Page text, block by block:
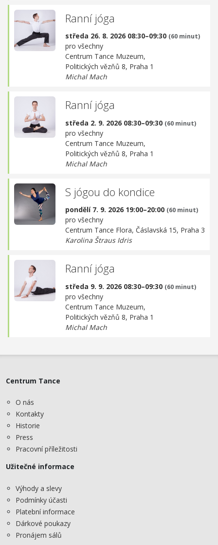
Ranní jóga
středa 26. 8. 2026 08:30–09:30 (60 minut)
pro všechny
Centrum Tance Muzeum,
Politických vězňů 8, Praha 1
Michal Mach
Ranní jóga
středa 2. 9. 2026 08:30–09:30 (60 minut)
pro všechny
Centrum Tance Muzeum,
Politických vězňů 8, Praha 1
Michal Mach
S jógou do kondice
pondělí 7. 9. 2026 19:00–20:00 (60 minut)
pro všechny
Centrum Tance Flora, Čáslavská 15, Praha 3
Karolina Štraus Idris
Ranní jóga
středa 9. 9. 2026 08:30–09:30 (60 minut)
pro všechny
Centrum Tance Muzeum,
Politických vězňů 8, Praha 1
Michal Mach
Centrum Tance
O nás
Kontakty
Historie
Press
Pracovní příležitosti
Užitečné informace
Výhody a slevy
Podmínky účasti
Platební informace
Dárkové poukazy
Pronájem sálů